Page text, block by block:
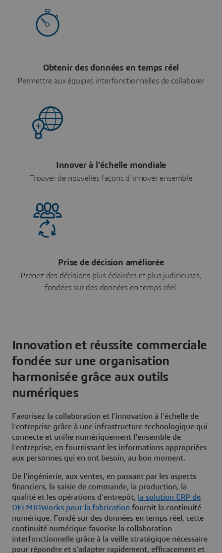
Obtenir des données en temps réel
Permettre aux équipes interfonctionnelles de collaborer
Innover à l'échelle mondiale
Trouver de nouvelles façons d'innover ensemble
Prise de décision améliorée
Prenez des décisions plus éclairées et plus judicieuses,
fondées sur des données en temps réel.
Innovation et réussite commerciale
fondée sur une organisation
harmonisée grâce aux outils
numériques
Favorisez la collaboration et l'innovation à l'échelle de
l'entreprise grâce à une infrastructure technologique qui
connecte et unifie numériquement l'ensemble de
l'entreprise, en fournissant les informations appropriées
aux personnes qui en ont besoin, au bon moment.
De l'ingénierie, aux ventes, en passant par les aspects
financiers, la saisie de commande, la production, la
qualité et les opérations d'entrepôt, la solution ERP de
DELMIAWorks pour la fabrication fournit la continuité
numérique. Fondé sur des données en temps réel, cette
continuité numérique favorise la collaboration
interfonctionnelle grâce à la veille stratégique nécessaire
pour répondre et s'adapter rapidement, efficacement et